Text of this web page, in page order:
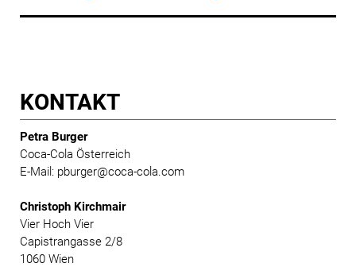
KONTAKT
Petra Burger
Coca-Cola Österreich
E-Mail: pburger@coca-cola.com
Christoph Kirchmair
Vier Hoch Vier
Capistrangasse 2/8
1060 Wien